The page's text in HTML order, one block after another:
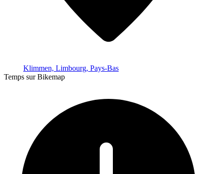
Klimmen, Limbourg, Pays-Bas
Temps sur Bikemap